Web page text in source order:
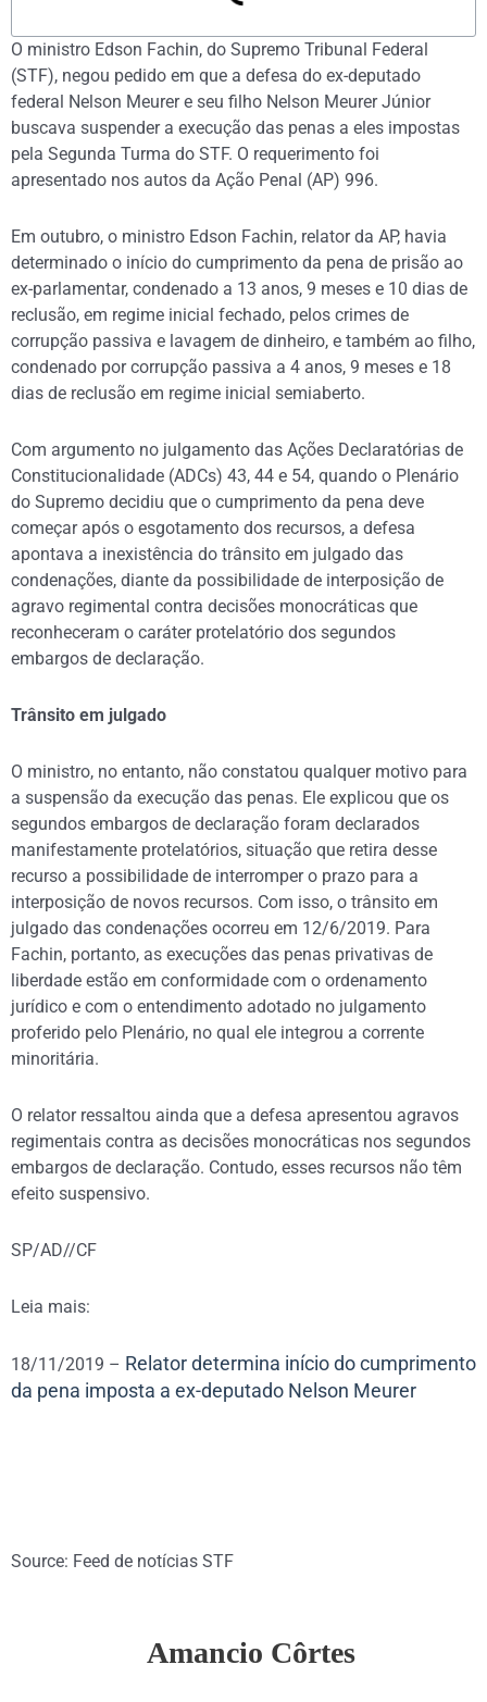
O ministro Edson Fachin, do Supremo Tribunal Federal
(STF), negou pedido em que a defesa do ex-deputado
federal Nelson Meurer e seu filho Nelson Meurer Júnior
buscava suspender a execução das penas a eles impostas
pela Segunda Turma do STF. O requerimento foi
apresentado nos autos da Ação Penal (AP) 996.
Em outubro, o ministro Edson Fachin, relator da AP, havia
determinado o início do cumprimento da pena de prisão ao
ex-parlamentar, condenado a 13 anos, 9 meses e 10 dias de
reclusão, em regime inicial fechado, pelos crimes de
corrupção passiva e lavagem de dinheiro, e também ao filho,
condenado por corrupção passiva a 4 anos, 9 meses e 18
dias de reclusão em regime inicial semiaberto.
Com argumento no julgamento das Ações Declaratórias de
Constitucionalidade (ADCs) 43, 44 e 54, quando o Plenário
do Supremo decidiu que o cumprimento da pena deve
começar após o esgotamento dos recursos, a defesa
apontava a inexistência do trânsito em julgado das
condenações, diante da possibilidade de interposição de
agravo regimental contra decisões monocráticas que
reconheceram o caráter protelatório dos segundos
embargos de declaração.
Trânsito em julgado
O ministro, no entanto, não constatou qualquer motivo para
a suspensão da execução das penas. Ele explicou que os
segundos embargos de declaração foram declarados
manifestamente protelatórios, situação que retira desse
recurso a possibilidade de interromper o prazo para a
interposição de novos recursos. Com isso, o trânsito em
julgado das condenações ocorreu em 12/6/2019. Para
Fachin, portanto, as execuções das penas privativas de
liberdade estão em conformidade com o ordenamento
jurídico e com o entendimento adotado no julgamento
proferido pelo Plenário, no qual ele integrou a corrente
minoritária.
O relator ressaltou ainda que a defesa apresentou agravos
regimentais contra as decisões monocráticas nos segundos
embargos de declaração. Contudo, esses recursos não têm
efeito suspensivo.
SP/AD//CF
Leia mais:
18/11/2019 – Relator determina início do cumprimento
da pena imposta a ex-deputado Nelson Meurer
Source: Feed de notícias STF
Amancio Côrtes